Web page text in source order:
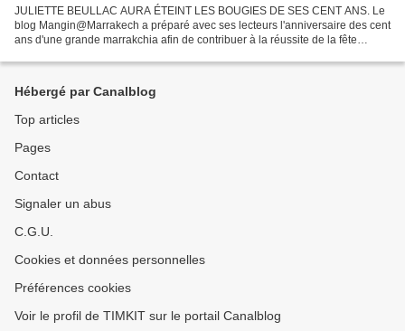
JULIETTE BEULLAC AURA ÉTEINT LES BOUGIES DE SES CENT ANS. Le
blog Mangin@Marrakech a préparé avec ses lecteurs l'anniversaire des cent
ans d'une grande marrakchia afin de contribuer à la réussite de la fête
Hébergé par Canalblog
Top articles
Pages
Contact
Signaler un abus
C.G.U.
Cookies et données personnelles
Préférences cookies
Voir le profil de TIMKIT sur le portail Canalblog